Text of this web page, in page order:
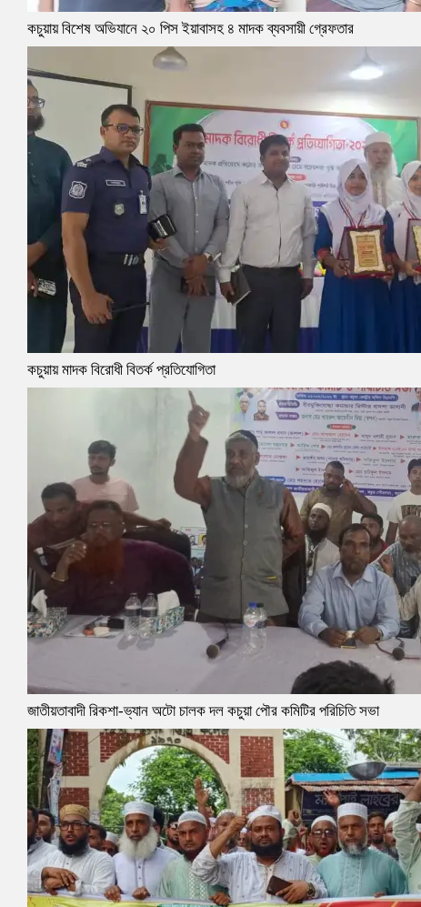
কচুয়ায় বিশেষ অভিযানে ২০ পিস ইয়াবাসহ ৪ মাদক ব্যবসায়ী গ্রেফতার
কচুয়ায় মাদক বিরোধী বিতর্ক প্রতিযোগিতা
জাতীয়তাবাদী রিকশা-ভ্যান অটো চালক দল কচুয়া পৌর কমিটির পরিচিতি সভা